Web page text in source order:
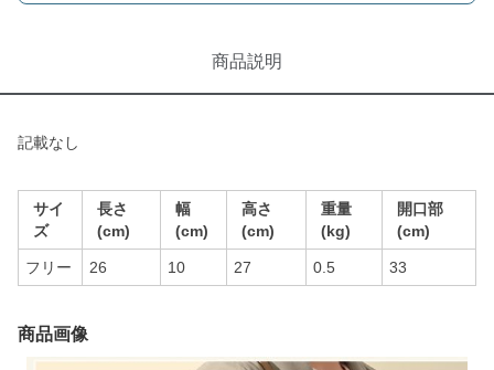
商品説明
記載なし
サイ
ズ
長さ
(cm)
幅
(cm)
高さ
(cm)
重量
(kg)
開口部
(cm)
フリー 26 10 27 0.5 33
商品画像